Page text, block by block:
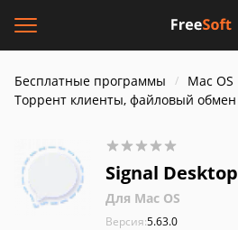
Бесплатные программы Mac OS
Торрент клиенты, файловый обмен
Signal Desktop
Для Mac OS
Версия:5.63.0